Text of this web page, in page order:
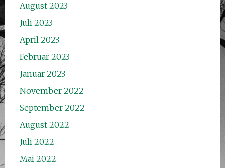
August 2023
Juli 2023
April 2023
Februar 2023
Januar 2023
November 2022
September 2022
August 2022
Juli 2022
Mai 2022